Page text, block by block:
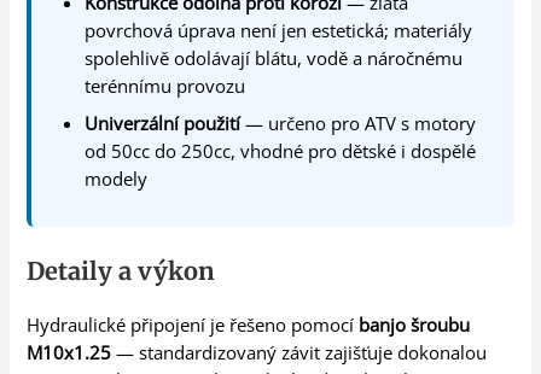
povrchová úprava není jen estetická; materiály
spolehlivě odolávají blátu, vodě a náročnému
terénnímu provozu
Univerzální použití— určeno pro ATV s motory
od 50cc do 250cc, vhodné pro dětské i dospělé
modely
Detaily a výkon
Hydraulické připojení je řešeno pomocí banjo šroubu
M10x1.25 — standardizovaný závit zajišťuje dokonalou